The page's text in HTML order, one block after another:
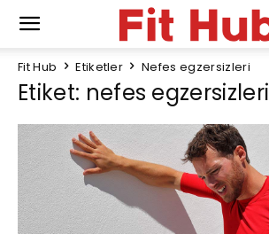
Fit Hub Etiketler Nefes egzersizleri
Etiket: nefes egzersizleri